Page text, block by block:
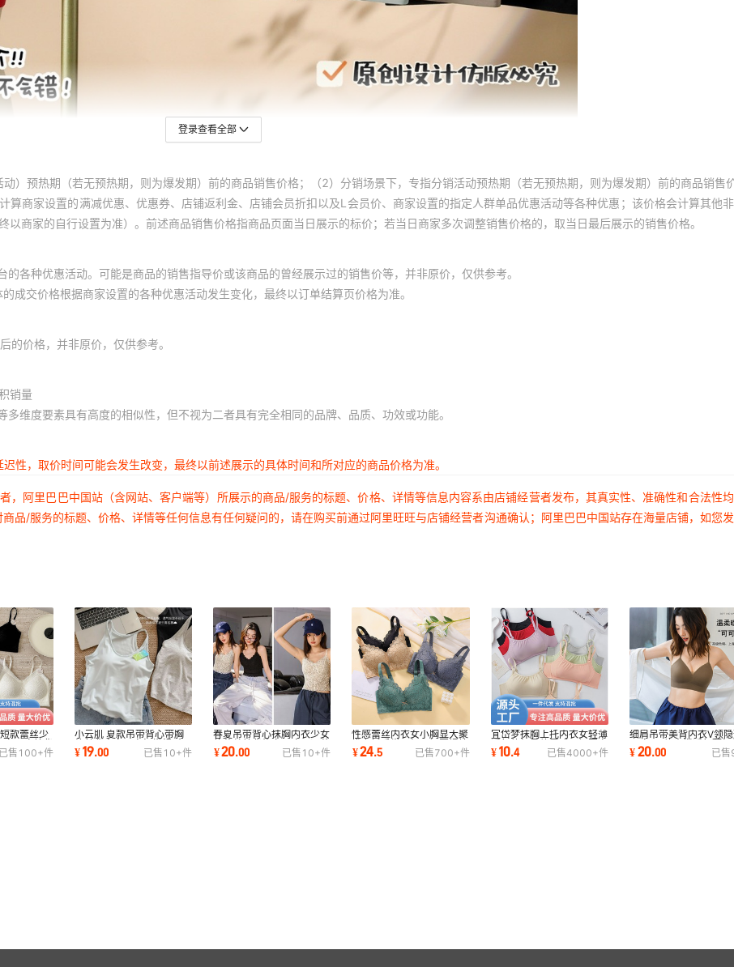
登录查看全部
动）预热期（若无预热期，则为爆发期）前的商品销售价格；（2）分销场景下，专指分销活动预热期（若无预热期，则为爆发期）前的商品销售
算商家设置的满减优惠、优惠券、店铺返利金、店铺会员折扣以及L会员价、商家设置的指定人群单品优惠活动等各种优惠；该价格会计算其他
商家的自行设置为准）。前述商品销售价格指商品页面当日展示的标价；若当日商家多次调整销售价格的，取当日最后展示的销售价格。
各种优惠活动。可能是商品的销售指导价或该商品的曾经展示过的销售价等，并非原价，仅供参考。
成交价格根据商家设置的各种优惠活动发生变化，最终以订单结算页价格为准。
价格，并非原价，仅供参考。
销量
维度要素具有高度的相似性，但不视为二者具有完全相同的品牌、品质、功效或功能。
性，取价时间可能会发生改变，最终以前述展示的具体时间和所对应的商品价格为准。
，阿里巴巴中国站（含网站、客户端等）所展示的商品/服务的标题、价格、详情等信息内容系由店铺经营者发布，其真实性、准确性和合法性
品/服务的标题、价格、详情等任何信息有任何疑问的，请在购买前通过阿里旺旺与店铺经营者沟通确认；阿里巴巴中国站存在海量店铺，如您
款蕾丝少
无痕美背
已售 100+件
小云肌 夏款吊带背心带胸
垫美背内衣固定杯常规/大
版单穿打底内搭
¥19.00 已售 10+件
春夏吊带背心抹胸内衣少女
款蕾丝美背修身无痕可调节
肩带多款合集
¥20.00 已售 10+件
性感蕾丝内衣女小胸显大聚
拢上托手掌厚杯无钢圈提拉
侧收舒适文胸
¥24.5 已售700+件
宜岱梦抹胸上托内衣女轻薄
透气软杯柔软零感无钢圈文
胸舒适防走光
¥10.4 已售4000+件
细肩吊带美背内衣V领
无痕bra软支撑透气薄杯
适免扣内搭背心
¥20.00 已售